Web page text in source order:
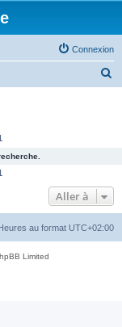
Connexion
c
e
Aller à
au format UTC+02:00
Limited